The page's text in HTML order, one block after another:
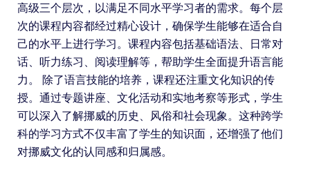
高级三个层次，以满足不同水平学习者的需求。每个层
次的课程内容都经过精心设计，确保学生能够在适合自
己的水平上进行学习。课程内容包括基础语法、日常对
话、听力练习、阅读理解等，帮助学生全面提升语言能
力。 除了语言技能的培养，课程还注重文化知识的传
授。通过专题讲座、文化活动和实地考察等形式，学生
可以深入了解挪威的历史、风俗和社会现象。这种跨学
科的学习方式不仅丰富了学生的知识面，还增强了他们
对挪威文化的认同感和归属感。